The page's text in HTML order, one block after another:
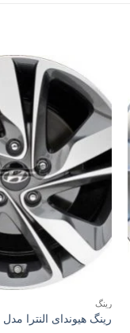
رینگ
رینگ هیوندای النترا مدل 2014 تا 2016